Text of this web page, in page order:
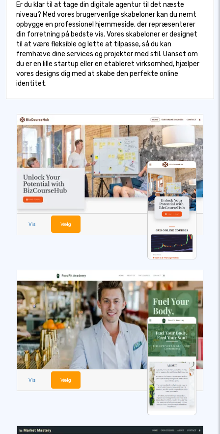
Er du klar til at tage din digitale agentur til det næste
niveau? Med vores brugervenlige skabeloner kan du nemt
opbygge en professionel hjemmeside, der repræsenterer
din forretning på bedste vis. Vores skabeloner er designet
til at være fleksible og lette at tilpasse, så du kan
fremhæve dine services og projekter med stil. Uanset om
du er en lille startup eller en etableret virksomhed, hjælper
vores designs dig med at skabe den perfekte online
identitet.
Vis Vælg
Vis Vælg